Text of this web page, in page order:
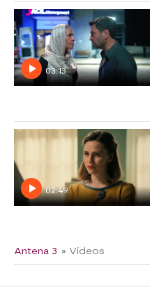
03:13
02:49
Antena 3 » Vídeos